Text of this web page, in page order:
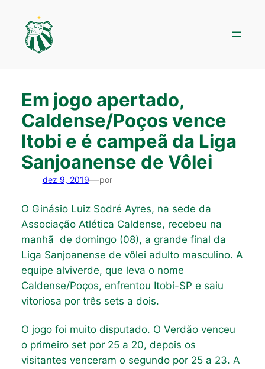
conteúdo
Em jogo apertado,
Caldense/Poços vence
Itobi e é campeã da Liga
Sanjoanense de Vôlei
dez 9, 2019—por
O Ginásio Luiz Sodré Ayres, na sede da
Associação Atlética Caldense, recebeu na
manhã de domingo (08), a grande final da
Liga Sanjoanense de vôlei adulto masculino. A
equipe alviverde, que leva o nome
Caldense/Poços, enfrentou Itobi-SP e saiu
vitoriosa por três sets a dois.
O jogo foi muito disputado. O Verdão venceu
o primeiro set por 25 a 20, depois os
visitantes venceram o segundo por 25 a 23. A